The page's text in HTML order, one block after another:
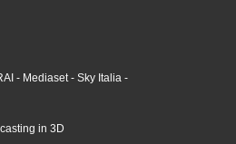
- Mediaset - Sky Italia -
in 3D